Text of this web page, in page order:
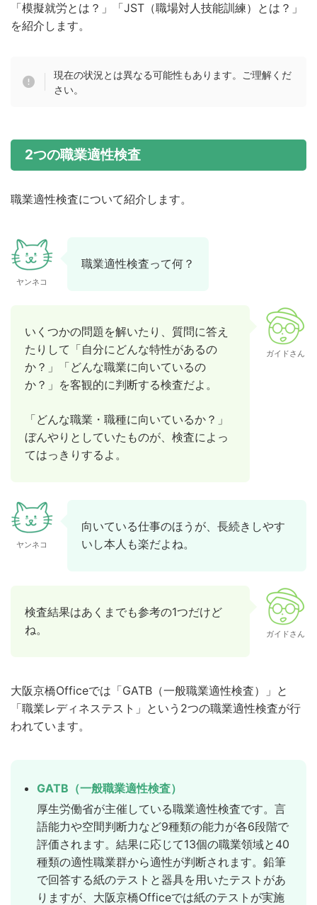
「模擬就労とは？」「JST（職場対人技能訓練）とは？」
を紹介します。
現在の状況とは異なる可能性もあります。ご理解くだ
さい。
2つの職業適性検査
職業適性検査について紹介します。
ヤンネコ
職業適性検査って何？
いくつかの問題を解いたり、質問に答え
たりして「自分にどんな特性があるの
か？」「どんな職業に向いているの
か？」を客観的に判断する検査だよ。
「どんな職業・職種に向いているか？」
ぼんやりとしていたものが、検査によっ
てはっきりするよ。
ガイドさん
ヤンネコ
向いている仕事のほうが、長続きしやす
いし本人も楽だよね。
検査結果はあくまでも参考の1つだけど
ね。
ガイドさん
大阪京橋Officeでは「GATB（一般職業適性検査）」と
「職業レディネステスト」という2つの職業適性検査が行
われています。
GATB（一般職業適性検査）
厚生労働省が主催している職業適性検査です。言
語能力や空間判断力など9種類の能力が各6段階で
評価されます。結果に応じて13個の職業領域と40
種類の適性職業群から適性が判断されます。鉛筆
で回答する紙のテストと器具を用いたテストがあ
りますが、大阪京橋Officeでは紙のテストが実施